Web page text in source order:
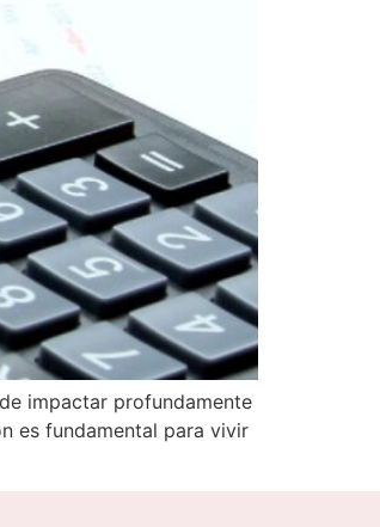
impactar profundamente
es fundamental para vivir